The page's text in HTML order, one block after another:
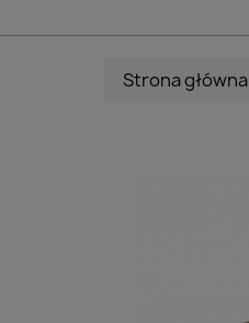
Strona główna